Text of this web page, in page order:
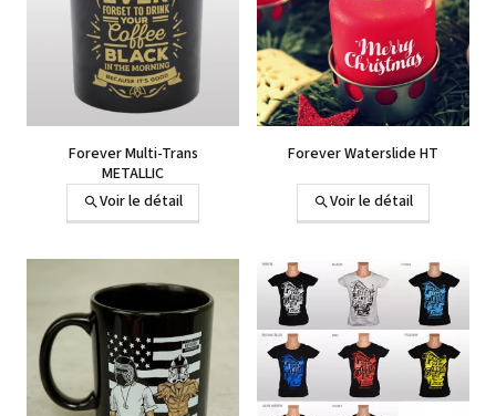
Forever Multi-Trans
METALLIC
Voir le détail
Forever Waterslide HT
Voir le détail